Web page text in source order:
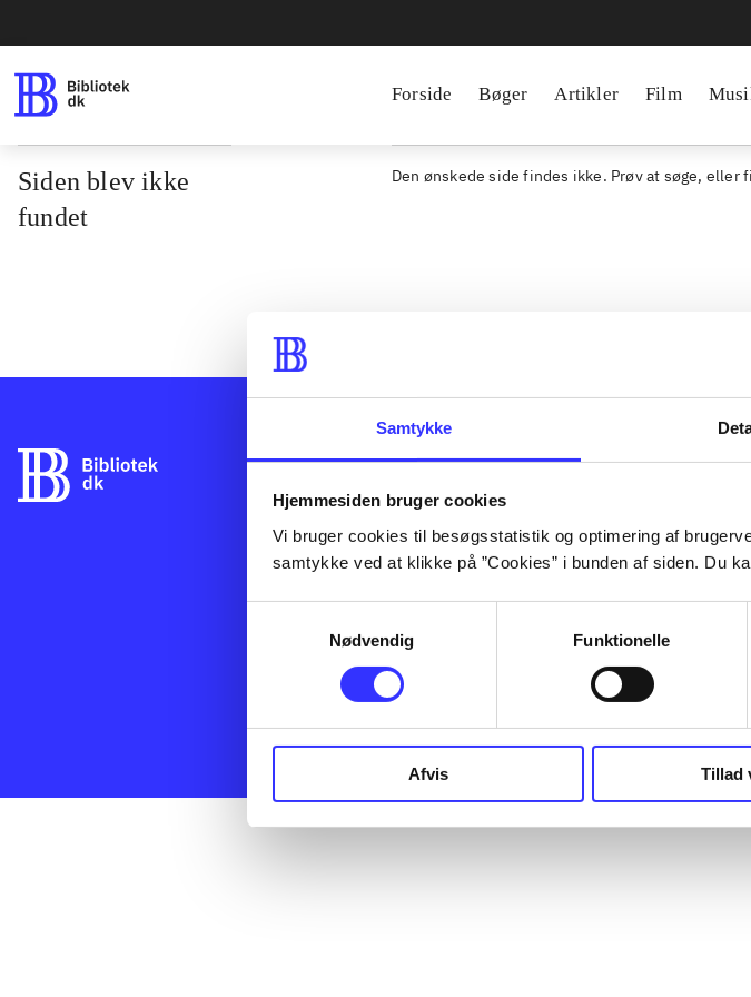
Samtykke
Hjemmesiden bruger cookies
Vi bruger cookies til besøgsstatistik og optimering af
samtykke ved at klikke på ”Cookies” i bunden af siden. Du
Nødvendig
Funktionelle
Afvis Tillad
Forside Bøger Artikler Film
Siden blev ikke
fundet
Den ønskede side findes ikke. Prøv at søge,
Bibliotek.dk er en samlet indgang til alle
udgives i Danmark. Du kan bestille materialer
og så hente og låne på dit eget bibliotek. Du
kan bruge Bibliotek.dk til at søge frem, hvad
artikler, e-bøger, lydbøger osv. Bibliotek.dk er
altså ikke et fysisk bibliotek, men en database
og service over hvad der findes på danske
offentlige biblioteker, som du kan bestille og
få leveret til dit lokale bibliotek.
Administrer cookieindstillinger